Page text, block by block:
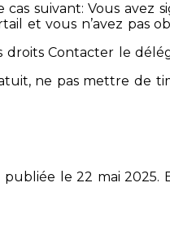
suivant: Vous avez
et vous n’avez pas
droits Contacter le
ne pas mettre de
le 22 mai